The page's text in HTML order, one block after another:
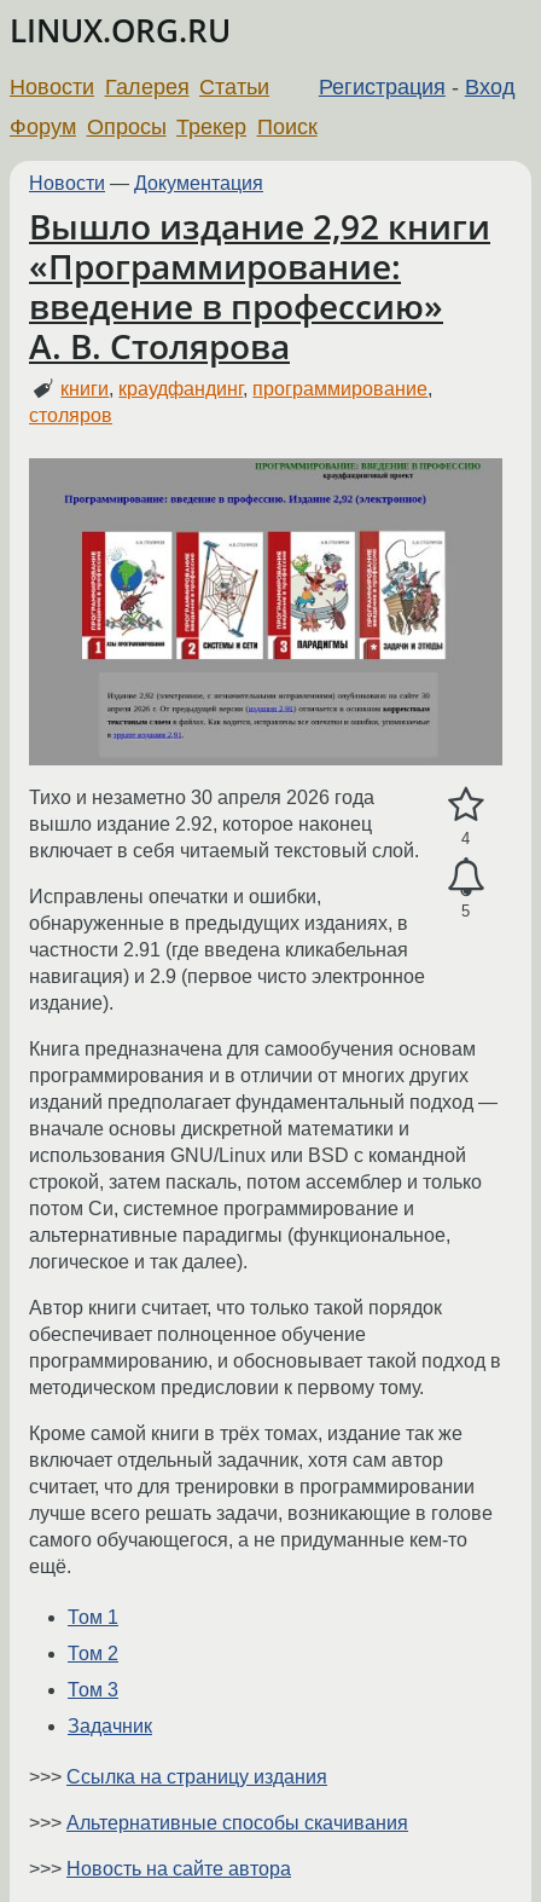
LINUX.ORG.RU
Регистрация - Вход
Новости Галерея Статьи
Форум Опросы Трекер Поиск
Новости — Документация
Вышло издание 2,92 книги
«Программирование:
введение в профессию»
А. В. Столярова
книги, краудфандинг, программирование,
столяров
4
5
Тихо и незаметно 30 апреля 2026 года
вышло издание 2.92, которое наконец
включает в себя читаемый текстовый слой.
Исправлены опечатки и ошибки,
обнаруженные в предыдущих изданиях, в
частности 2.91 (где введена кликабельная
навигация) и 2.9 (первое чисто электронное
издание).
Книга предназначена для самообучения основам
программирования и в отличии от многих других
изданий предполагает фундаментальный подход —
вначале основы дискретной математики и
использования GNU/Linux или BSD с командной
строкой, затем паскаль, потом ассемблер и только
потом Си, системное программирование и
альтернативные парадигмы (функциональное,
логическое и так далее).
Автор книги считает, что только такой порядок
обеспечивает полноценное обучение
программированию, и обосновывает такой подход в
методическом предисловии к первому тому.
Кроме самой книги в трёх томах, издание так же
включает отдельный задачник, хотя сам автор
считает, что для тренировки в программировании
лучше всего решать задачи, возникающие в голове
самого обучающегося, а не придуманные кем-то
ещё.
Том 1
Том 2
Том 3
Задачник
>>> Ссылка на страницу издания
>>> Альтернативные способы скачивания
>>> Новость на сайте автора